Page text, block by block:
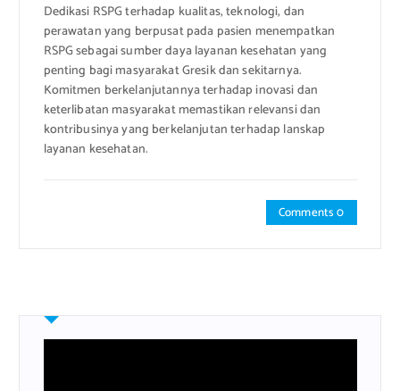
Dedikasi RSPG terhadap kualitas, teknologi, dan
perawatan yang berpusat pada pasien menempatkan
RSPG sebagai sumber daya layanan kesehatan yang
penting bagi masyarakat Gresik dan sekitarnya.
Komitmen berkelanjutannya terhadap inovasi dan
keterlibatan masyarakat memastikan relevansi dan
kontribusinya yang berkelanjutan terhadap lanskap
layanan kesehatan.
Comments 0